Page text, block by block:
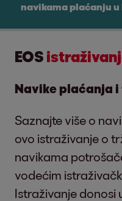
navikama plaćanju u
EOS
Navike plaćanja
Saznajte više o
ovo istraživanje o
navikama
vodećim
Istraživanje donosi